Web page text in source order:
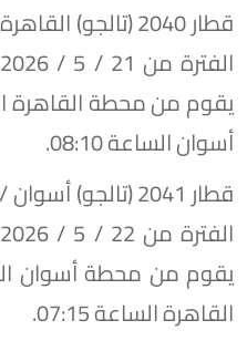
​قطار 2040
أسوان الساعة 08:10.
​قطار 2041
القاهرة الساعة 07:15.